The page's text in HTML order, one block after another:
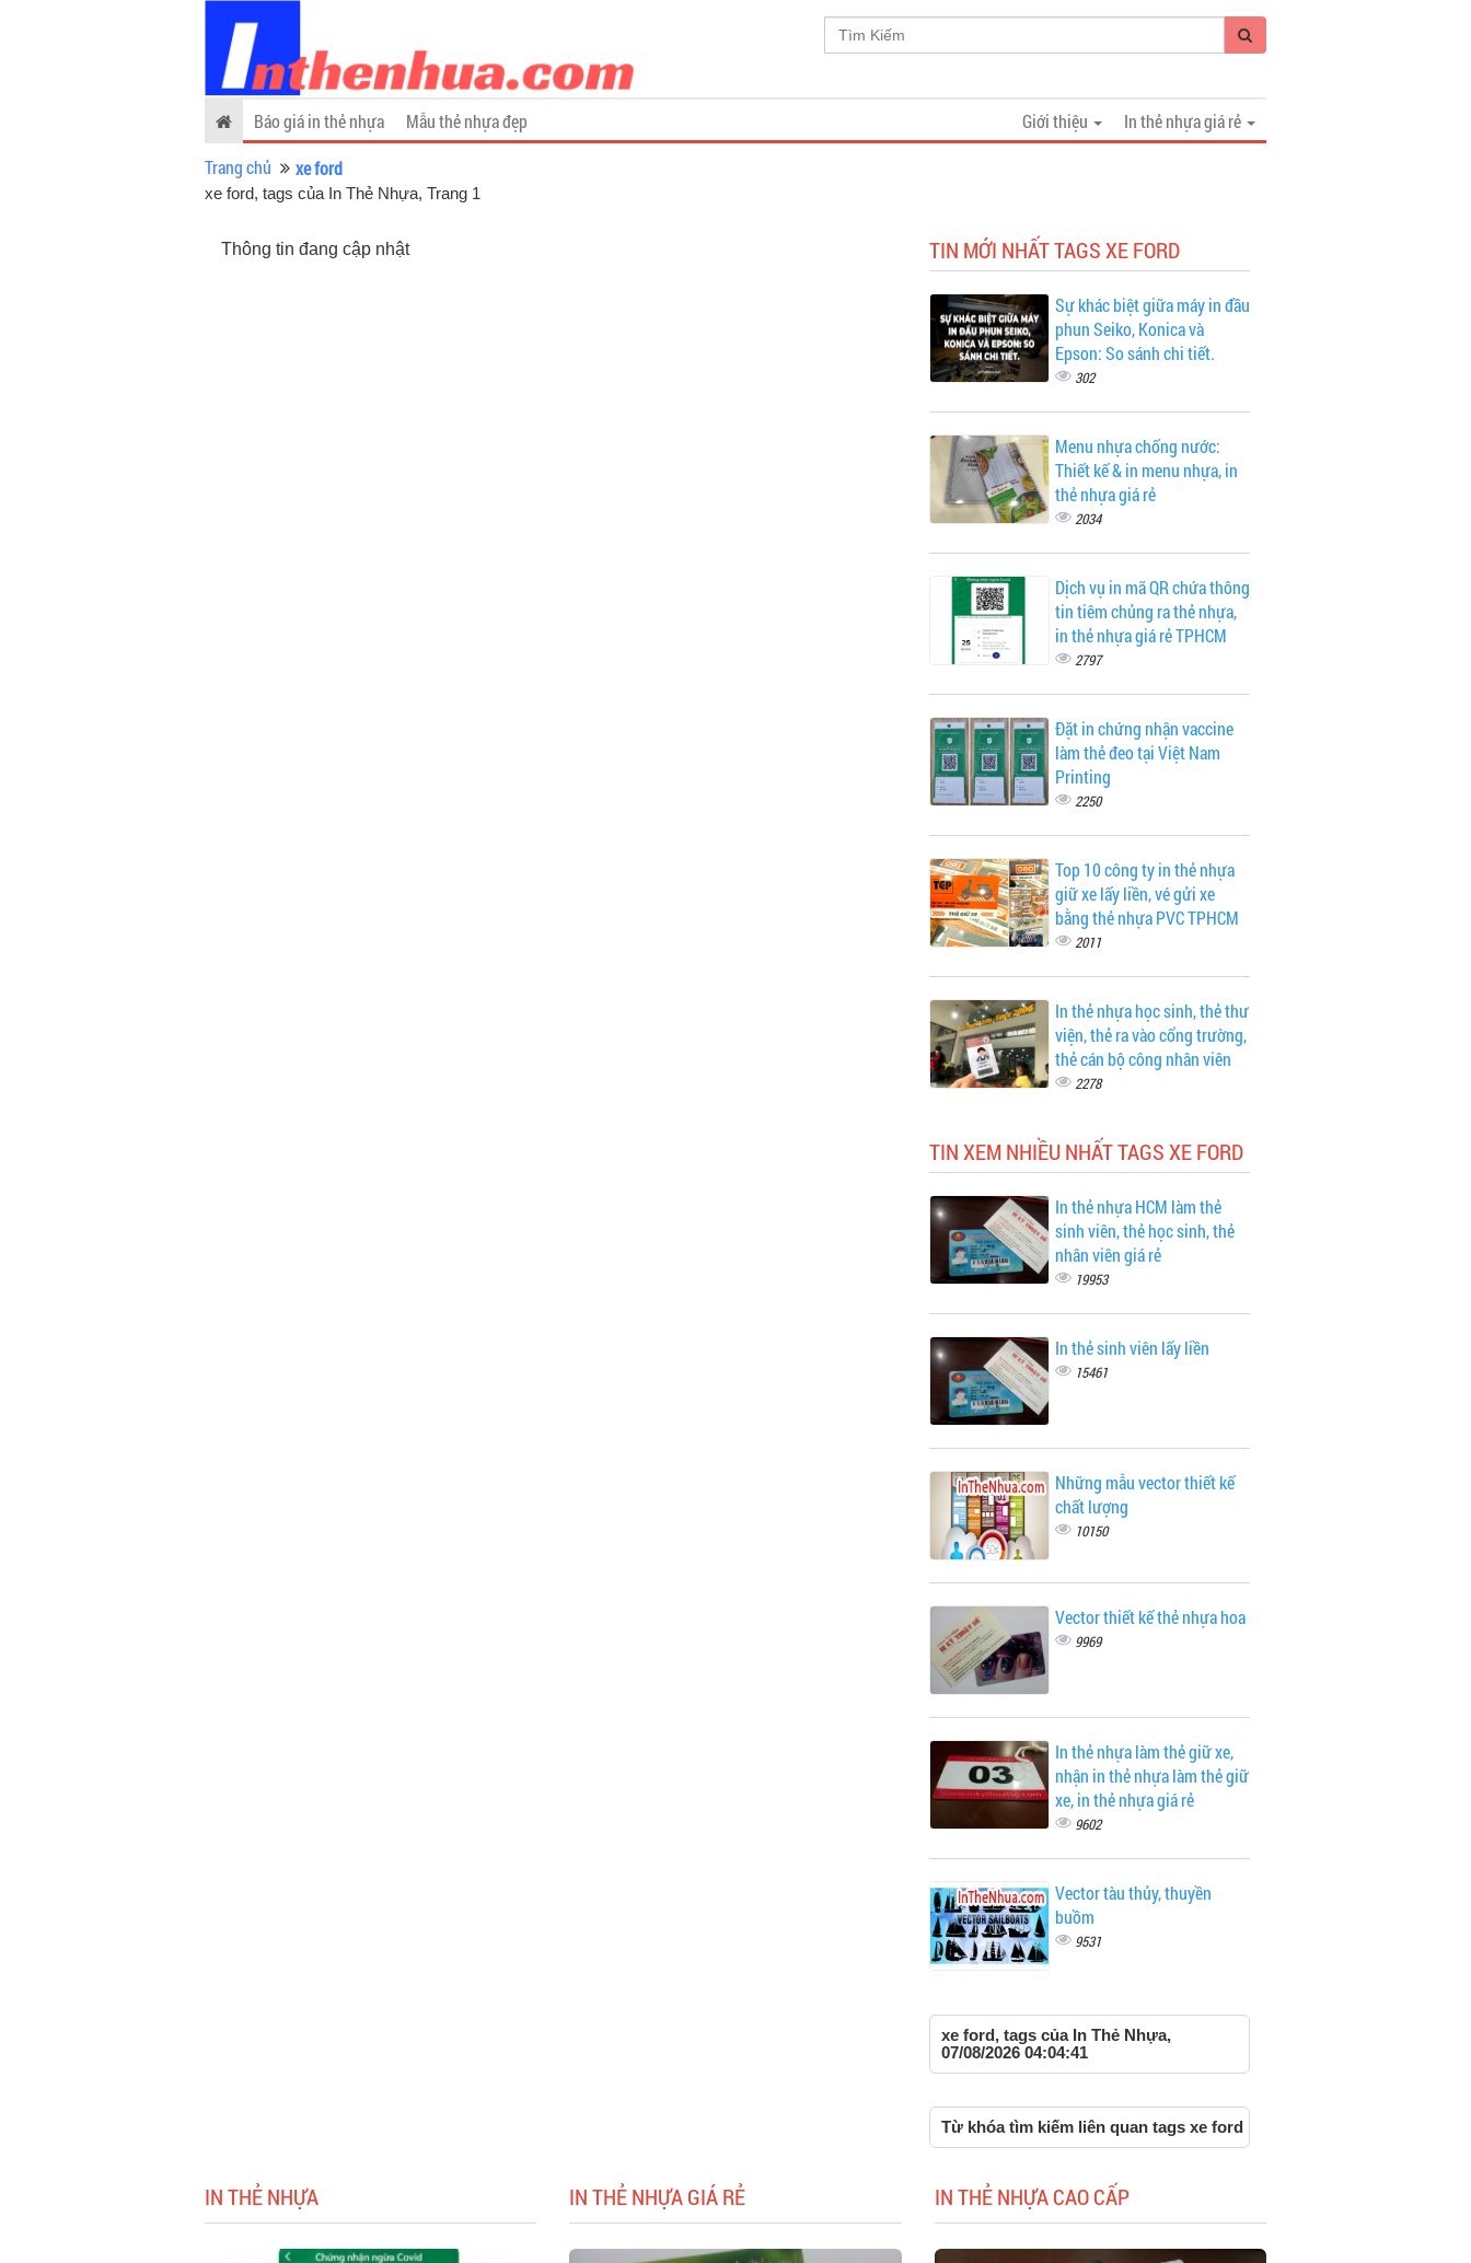
In thẻ nhựa giá rẻ
Báo giá in thẻ nhựa Mẫu thẻ nhựa đẹp
Giới thiệu
Trang chủ
xe ford
xe ford, tags của In Thẻ Nhựa, Trang 1
Thông tin đang cập nhật TIN MỚI NHẤT TAGS XE FORD
Sự khác biệt giữa máy in đầu
phun Seiko, Konica và
Epson: So sánh chi tiết.
302
Menu nhựa chống nước:
Thiết kế & in menu nhựa, in
thẻ nhựa giá rẻ
2034
Dịch vụ in mã QR chứa thông
tin tiêm chủng ra thẻ nhựa,
in thẻ nhựa giá rẻ TPHCM
2797
Đặt in chứng nhận vaccine
làm thẻ đeo tại Việt Nam
Printing
2250
Top 10 công ty in thẻ nhựa
giữ xe lấy liền, vé gửi xe
bằng thẻ nhựa PVC TPHCM
2011
In thẻ nhựa học sinh, thẻ thư
viện, thẻ ra vào cổng trường,
thẻ cán bộ công nhân viên
2278
TIN XEM NHIỀU NHẤT TAGS XE FORD
In thẻ nhựa HCM làm thẻ
sinh viên, thẻ học sinh, thẻ
nhân viên giá rẻ
19953
In thẻ sinh viên lấy liền
15461
Những mẫu vector thiết kế
chất lượng
10150
Vector thiết kế thẻ nhựa hoa
9969
In thẻ nhựa làm thẻ giữ xe,
nhận in thẻ nhựa làm thẻ giữ
xe, in thẻ nhựa giá rẻ
9602
Vector tàu thủy, thuyền
buồm
9531
xe ford, tags của In Thẻ Nhựa,
07/08/2026 04:04:41
Từ khóa tìm kiếm liên quan tags xe ford
IN THẺ NHỰA IN THẺ NHỰA GIÁ RẺ IN THẺ NHỰA CAO CẤP